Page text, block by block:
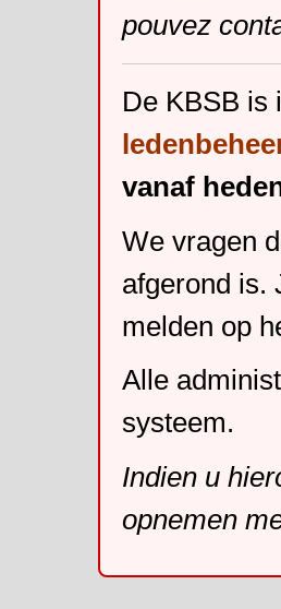
pouvez
De KBSB is
vanaf
We vragen
afgerond is.
melden op
Alle
systeem.
Indien u
opnemen